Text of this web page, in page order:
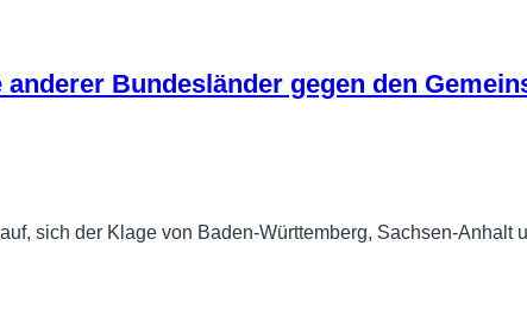
Bundesländer gegen den
sich der Klage von Baden-Württemberg, Sachsen-Anhalt